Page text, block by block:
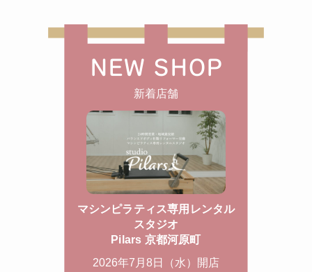
NEW SHOP
新着店舗
マシンピラティス専用レンタル
スタジオ
Pilars 京都河原町
2026年7月8日（水）開店